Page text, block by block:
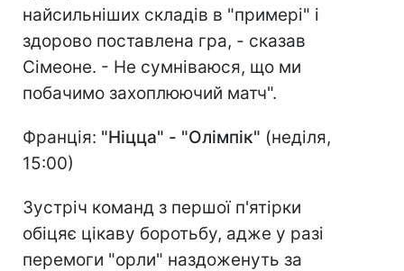
найсильніших складів в "примері" і
здорово поставлена гра, - сказав
Сімеоне. - Не сумніваюся, що ми
побачимо захоплюючий матч".
Франція: "Ніцца" - "Олімпік" (неділя,
15:00)
Зустріч команд з першої п'ятірки
обіцяє цікаву боротьбу, адже у разі
перемоги "орли" наздоженуть за